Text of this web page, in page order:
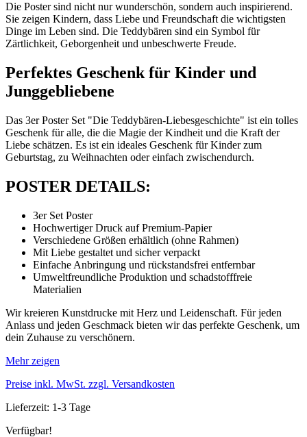
Die Poster sind nicht nur wunderschön, sondern auch inspirierend.
Sie zeigen Kindern, dass Liebe und Freundschaft die wichtigsten
Dinge im Leben sind. Die Teddybären sind ein Symbol für
Zärtlichkeit, Geborgenheit und unbeschwerte Freude.
Perfektes Geschenk für Kinder und
Junggebliebene
Das 3er Poster Set "Die Teddybären-Liebesgeschichte" ist ein tolles
Geschenk für alle, die die Magie der Kindheit und die Kraft der
Liebe schätzen. Es ist ein ideales Geschenk für Kinder zum
Geburtstag, zu Weihnachten oder einfach zwischendurch.
POSTER DETAILS:
3er Set Poster
Hochwertiger Druck auf Premium-Papier
Verschiedene Größen erhältlich (ohne Rahmen)
Mit Liebe gestaltet und sicher verpackt
Einfache Anbringung und rückstandsfrei entfernbar
Umweltfreundliche Produktion und schadstofffreie
Materialien
Wir kreieren Kunstdrucke mit Herz und Leidenschaft. Für jeden
Anlass und jeden Geschmack bieten wir das perfekte Geschenk, um
dein Zuhause zu verschönern.
Mehr zeigen
Preise inkl. MwSt. zzgl. Versandkosten
Lieferzeit: 1-3 Tage
Verfügbar!